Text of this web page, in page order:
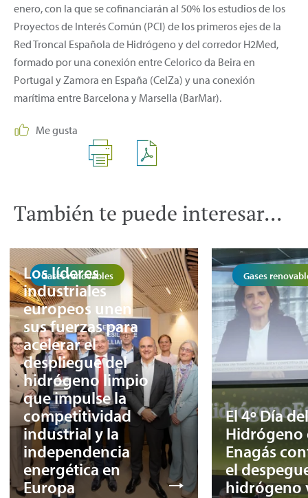
enero, con la que se cofinanciarán al 50% los estudios de los
Proyectos de Interés Común (PCI) de los primeros ejes de la
Red Troncal Española de Hidrógeno y del corredor H2Med,
formado por una conexión entre Celorico da Beira en
Portugal y Zamora en España (CelZa) y una conexión
marítima entre Barcelona y Marsella (BarMar).
Me gusta
También te puede interesar...
Gases renovables
Los líderes
industriales
europeos unen
sus fuerzas para
acelerar el
despliegue del
hidrógeno limpio
que impulse la
competitividad
industrial y la
independencia
energética en
Europa
Gases
El 4º Día del
Hidrógeno
Enagás
el
hidrógeno